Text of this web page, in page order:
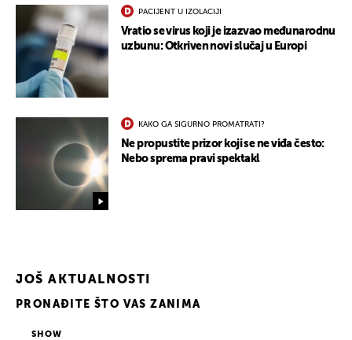
PACIJENT U IZOLACIJI
Vratio se virus koji je izazvao međunarodnu
uzbunu: Otkriven novi slučaj u Europi
KAKO GA SIGURNO PROMATRATI?
Ne propustite prizor koji se ne viđa često:
Nebo sprema pravi spektakl
JOŠ AKTUALNOSTI
PRONAĐITE ŠTO VAS ZANIMA
SHOW